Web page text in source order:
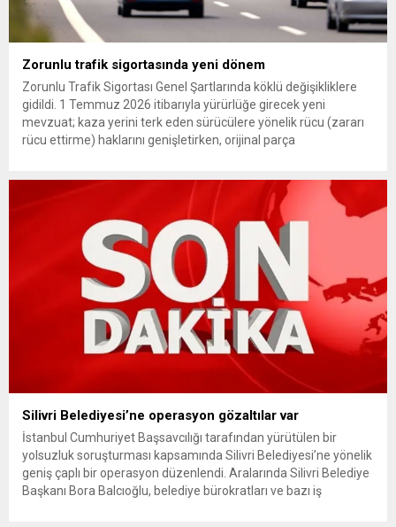
Zorunlu trafik sigortasında yeni dönem
Zorunlu Trafik Sigortası Genel Şartlarında köklü değişikliklere
gidildi. 1 Temmuz 2026 itibarıyla yürürlüğe girecek yeni
mevzuat; kaza yerini terk eden sürücülere yönelik rücu (zararı
rücu ettirme) haklarını genişletirken, orijinal parça
getiriyor. Hazine Müsteşarlığına bağlı ilgili kurumlarca...
Silivri Belediyesi’ne operasyon gözaltılar var
İstanbul Cumhuriyet Başsavcılığı tarafından yürütülen bir
yolsuzluk soruşturması kapsamında Silivri Belediyesi’ne yönelik
geniş çaplı bir operasyon düzenlendi. Aralarında Silivri Belediye
Başkanı Bora Balcıoğlu, belediye bürokratları ve bazı iş